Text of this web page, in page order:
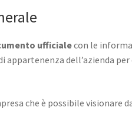
ufficialecon le
appartenenza dell’azienda
che è possibile visionare